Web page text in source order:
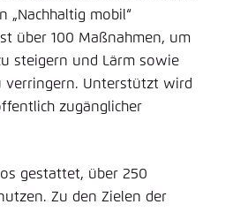
„Nachhaltig mobil“
über 100 Maßnahmen, um
steigern und Lärm sowie
verringern. Unterstützt wird
zugänglicher
gestattet, über 250
Zu den Zielen der